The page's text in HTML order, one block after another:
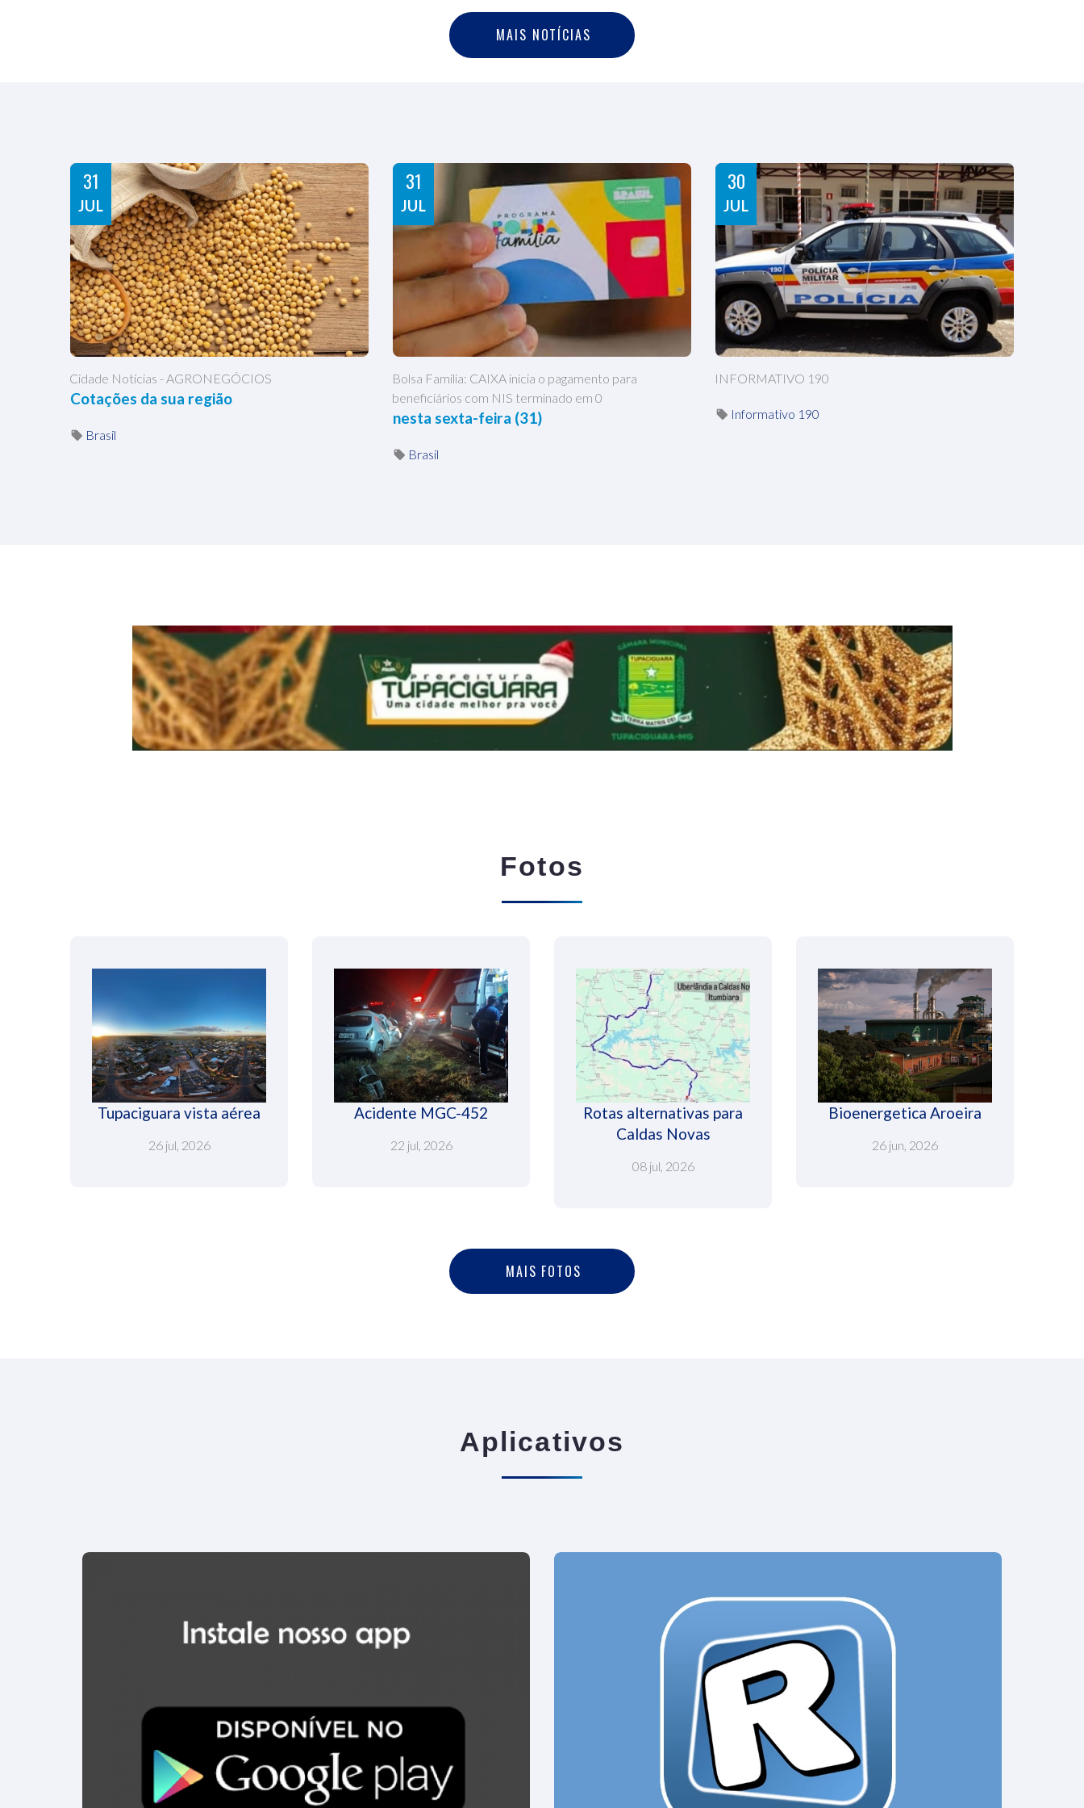
M A IS NOTÍCI A S
MAIS NOTÍCIAS
31
JUL
Cidade Notícias - AGRONEGÓCIOS
Cotações da sua região
Brasil
31
JUL
Bolsa Família: CAIXA inicia o pagamento para
beneficiários com NIS terminado em 0
nesta sexta-feira (31)
Brasil
30
JUL
INFORMATIVO 190
Informativo 190
Fotos
Tupaciguara vista aérea
26 jul, 2026
Acidente MGC-452
22 jul, 2026
Rotas alternativas para
Caldas Novas
08 jul, 2026
Bioenergetica Aroeira
26 jun, 2026
M A IS FOTOS
MAIS FOTOS
Aplicativos